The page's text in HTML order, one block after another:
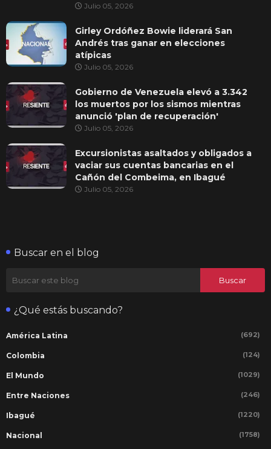
Julio 05, 2026
Girley Ordóñez Bowie liderará San
Andrés tras ganar en elecciones
atípicas
Julio 05, 2026
Gobierno de Venezuela elevó a 3.342
los muertos por los sismos mientras
anunció 'plan de recuperación'
Julio 05, 2026
Excursionistas asaltados y obligados a
vaciar sus cuentas bancarias en el
Cañón del Combeima, en Ibagué
Julio 05, 2026
Buscar en el blog
¿Qué estás buscando?
América Latina (692)
Colombia (124)
El Mundo (1029)
Entre Naciones (246)
Ibagué (1220)
Nacional (1758)